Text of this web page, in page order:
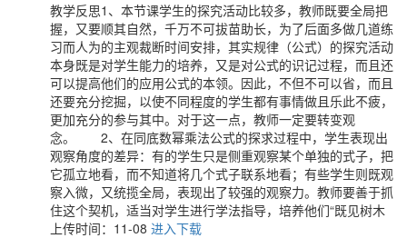
教学反思1、本节课学生的探究活动比较多，教师既要全局把
握，又要顺其自然，千万不可拔苗助长，为了后面多做几道练
习而人为的主观裁断时间安排，其实规律（公式）的探究活动
本身既是对学生能力的培养，又是对公式的识记过程，而且还
可以提高他们的应用公式的本领。因此，不但不可以省，而且
还要充分挖掘，以使不同程度的学生都有事情做且乐此不疲，
更加充分的参与其中。对于这一点，教师一定要转变观
念。 2、在同底数幂乘法公式的探求过程中，学生表现出
观察角度的差异：有的学生只是侧重观察某个单独的式子，把
它孤立地看，而不知道将几个式子联系地看；有些学生则既观
察入微，又统揽全局，表现出了较强的观察力。教师要善于抓
住这个契机，适当对学生进行学法指导，培养他们“既见树木
上传时间：11-08 进入下载